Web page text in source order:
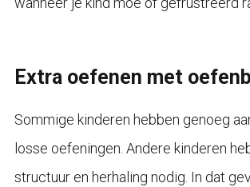
Extra oefenen met
Sommige kinderen hebben genoeg
losse oefeningen. Andere kinderen
structuur en herhaling nodig. In dat